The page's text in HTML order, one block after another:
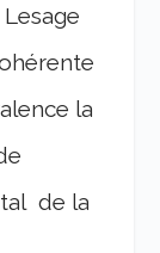
la
de la